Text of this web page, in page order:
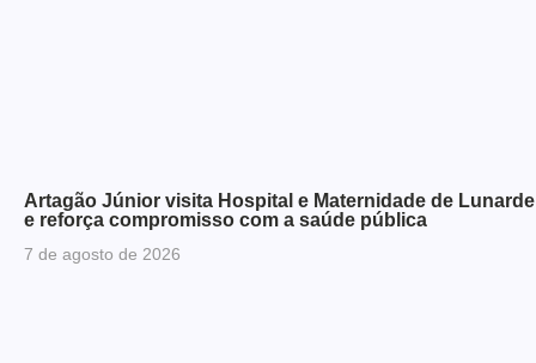
Artagão Júnior visita Hospital e Maternidade de
e reforça compromisso com a saúde pública
7 de agosto de 2026